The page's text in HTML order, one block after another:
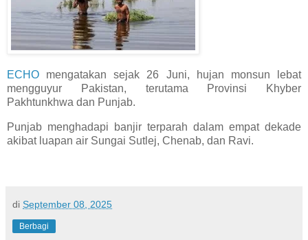
ECHO mengatakan sejak 26 Juni, hujan monsun lebat
mengguyur Pakistan, terutama Provinsi Khyber
Pakhtunkhwa dan Punjab.
Punjab menghadapi banjir terparah dalam empat dekade
akibat luapan air Sungai Sutlej, Chenab, dan Ravi.
di September 08, 2025
Berbagi